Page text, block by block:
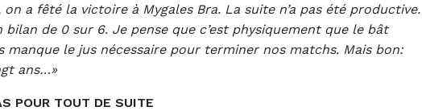
a fêté la victoire à Mygales Bra. La suite n’a pas été productive.
bilan de 0 sur 6. Je pense que c’est physiquement que le bât
manque le jus nécessaire pour terminer nos matchs. Mais bon:
ans…»
POUR TOUT DE SUITE